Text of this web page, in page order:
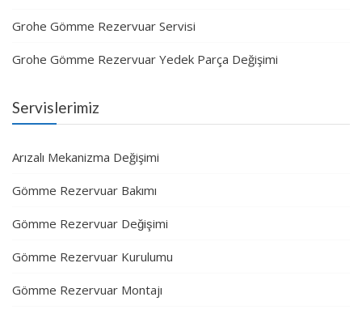
Grohe Gömme Rezervuar Servisi
Grohe Gömme Rezervuar Yedek Parça Değişimi
Servislerimiz
Arızalı Mekanizma Değişimi
Gömme Rezervuar Bakımı
Gömme Rezervuar Değişimi
Gömme Rezervuar Kurulumu
Gömme Rezervuar Montajı